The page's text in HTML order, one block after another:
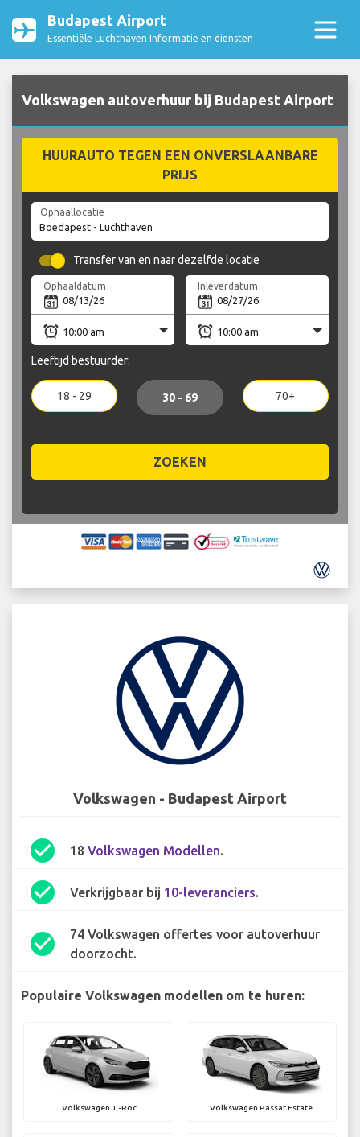
Budapest Airport
Essentiële Luchthaven Informatie en diensten
Volkswagen autoverhuur bij Budapest Airport
HUURAUTO TEGEN EEN ONVERSLAANBARE
PRIJS
Ophaallocatie
Transfer van en naar dezelfde locatie
Ophaaldatum Inleverdatum
Leeftijd bestuurder:
18 - 29 30 - 69 70+
ZOEKEN
Volkswagen - Budapest Airport
check_circle 18 Volkswagen Modellen.
check_circle Verkrijgbaar bij 10-leveranciers.
check_circle
74 Volkswagen offertes voor autoverhuur
doorzocht.
Populaire Volkswagen modellen om te huren:
Volkswagen T-Roc Volkswagen Passat Estate